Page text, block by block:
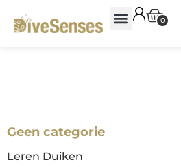
0
Geen categorie
Leren Duiken